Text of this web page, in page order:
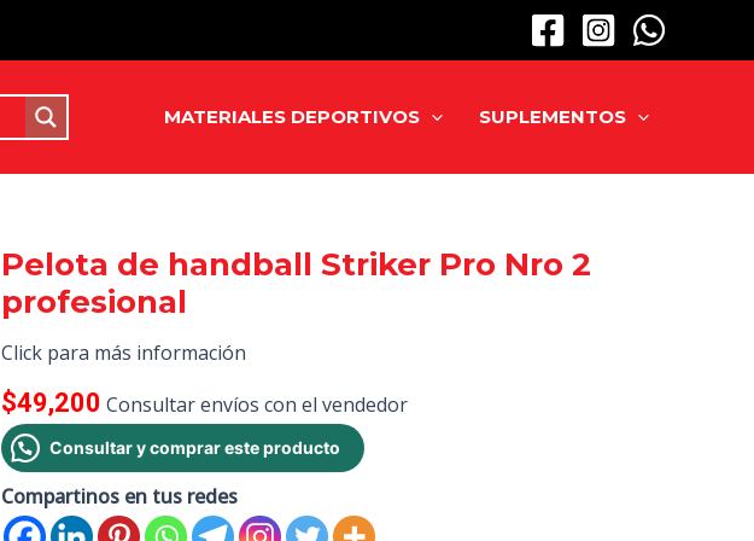
MATERIALES DEPORTIVOS SUPLEMENTOS
Pelota de handball Striker Pro Nro 2
profesional
Click para más información
$49,200 Consultar envíos con el vendedor
Consultar y comprar este producto
Compartinos en tus redes